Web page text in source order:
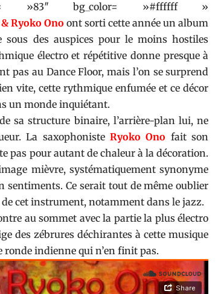
»83″ bg_color= »#ffffff »
Ryoko Ono ont sorti cette année un album
sous des auspices pour le moins hostiles
électro et répétitive donne presque à
pas au Dance Floor, mais l’on se surprend
vite, cette rythmique enfumée et ce décor
un monde inquiétant.
sa structure binaire, l’arrière-plan lui, ne
La saxophonisteRyoko Ono fait son
pas pour autant de chaleur à la décoration.
mièvre, systématiquement synonyme
sentiments. Ce serait tout de même oublier
cet instrument, notamment dans le jazz.
au sommet avec la partie la plus électro
des zébrures déchirantes à cette musique
ronde indienne qui n’en finit pas.